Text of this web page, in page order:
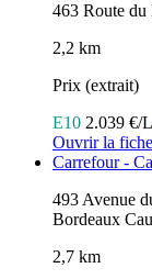
463 Route du
2,2 km
Prix (extrait)
E10 2.039 €/L
Ouvrir la fiche
Carrefour -
493 Avenue
Bordeaux
2,7 km